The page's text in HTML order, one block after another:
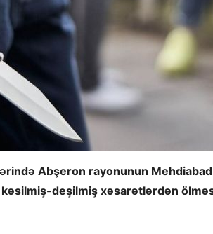
Abşeron rayonunun
deşilmiş xəsarətlərdən